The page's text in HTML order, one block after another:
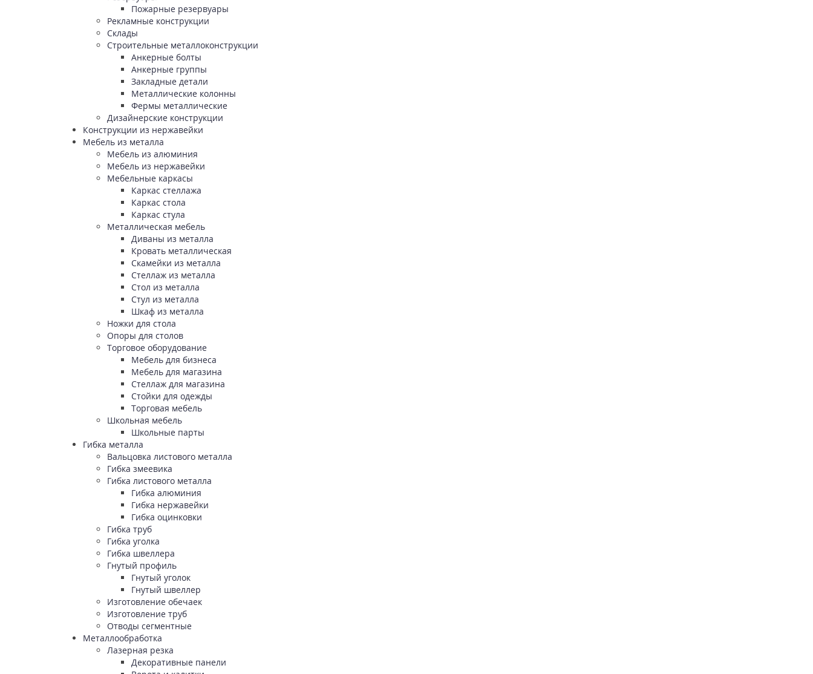
Пожарные резервуары
Рекламные конструкции
Склады
Строительные металлоконструкции
Анкерные болты
Анкерные группы
Закладные детали
Металлические колонны
Фермы металлические
Дизайнерские конструкции
Конструкции из нержавейки
Мебель из металла
Мебель из алюминия
Мебель из нержавейки
Мебельные каркасы
Каркас стеллажа
Каркас стола
Каркас стула
Металлическая мебель
Диваны из металла
Кровать металлическая
Скамейки из металла
Стеллаж из металла
Стол из металла
Стул из металла
Шкаф из металла
Ножки для стола
Опоры для столов
Торговое оборудование
Мебель для бизнеса
Мебель для магазина
Стеллаж для магазина
Стойки для одежды
Торговая мебель
Школьная мебель
Школьные парты
Гибка металла
Вальцовка листового металла
Гибка змеевика
Гибка листового металла
Гибка алюминия
Гибка нержавейки
Гибка оцинковки
Гибка труб
Гибка уголка
Гибка швеллера
Гнутый профиль
Гнутый уголок
Гнутый швеллер
Изготовление обечаек
Изготовление труб
Отводы сегментные
Металлообработка
Лазерная резка
Декоративные панели